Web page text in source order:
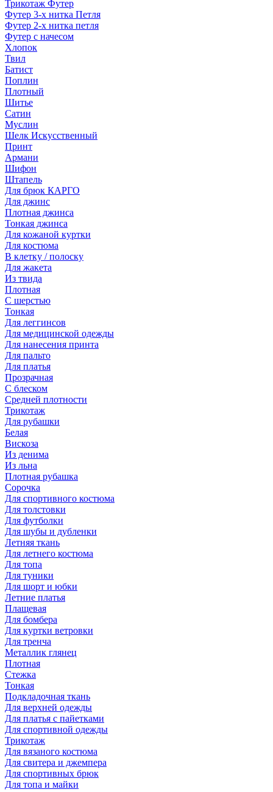
Трикотаж Футер
Футер 3-х нитка Петля
Футер 2-х нитка петля
Футер с начесом
Хлопок
Твил
Батист
Поплин
Плотный
Шитье
Сатин
Муслин
Шелк Искусственный
Принт
Армани
Шифон
Штапель
Для брюк КАРГО
Для джинс
Плотная джинса
Тонкая джинса
Для кожаной куртки
Для костюма
В клетку / полоску
Для жакета
Из твида
Плотная
С шерстью
Тонкая
Для леггинсов
Для медицинской одежды
Для нанесения принта
Для пальто
Для платья
Прозрачная
С блеском
Средней плотности
Трикотаж
Для рубашки
Белая
Вискоза
Из денима
Из льна
Плотная рубашка
Сорочка
Для спортивного костюма
Для толстовки
Для футболки
Для шубы и дубленки
Летняя ткань
Для летнего костюма
Для топа
Для туники
Для шорт и юбки
Летние платья
Плащевая
Для бомбера
Для куртки ветровки
Для тренча
Металлик глянец
Плотная
Стежка
Тонкая
Подкладочная ткань
Для верхней одежды
Для платья с пайетками
Для спортивной одежды
Трикотаж
Для вязаного костюма
Для свитера и джемпера
Для спортивных брюк
Для топа и майки